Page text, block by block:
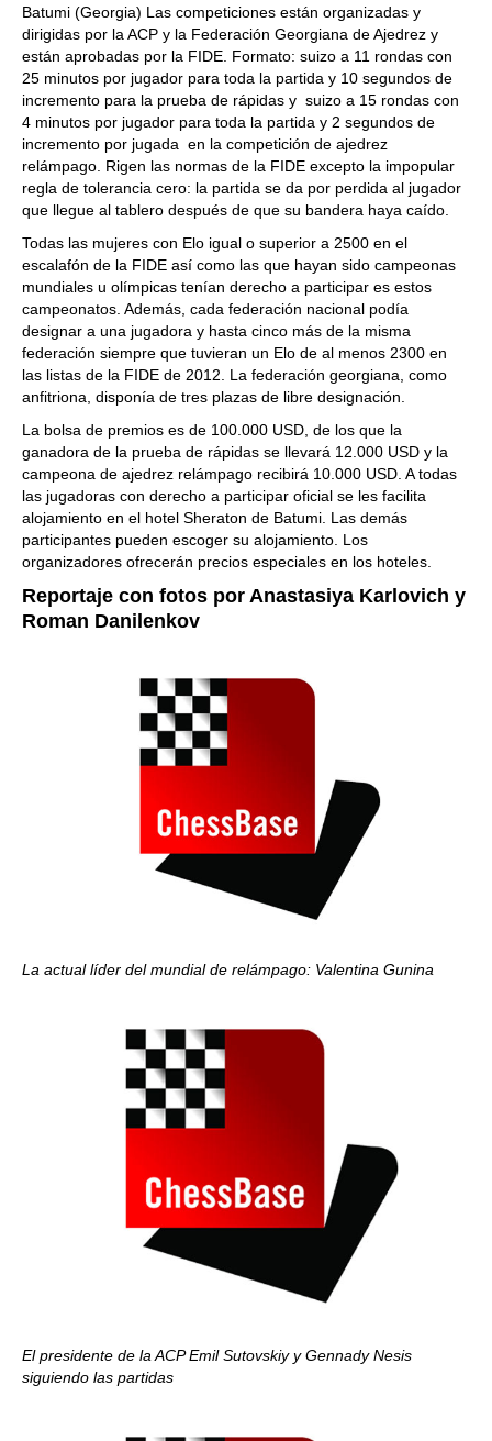
Batumi (Georgia) Las competiciones están organizadas y
dirigidas por la ACP y la Federación Georgiana de Ajedrez y
están aprobadas por la FIDE. Formato: suizo a 11 rondas con
25 minutos por jugador para toda la partida y 10 segundos de
incremento para la prueba de rápidas y suizo a 15 rondas con
4 minutos por jugador para toda la partida y 2 segundos de
incremento por jugada en la competición de ajedrez
relámpago. Rigen las normas de la FIDE excepto la impopular
regla de tolerancia cero: la partida se da por perdida al jugador
que llegue al tablero después de que su bandera haya caído.
Todas las mujeres con Elo igual o superior a 2500 en el
escalafón de la FIDE así como las que hayan sido campeonas
mundiales u olímpicas tenían derecho a participar es estos
campeonatos. Además, cada federación nacional podía
designar a una jugadora y hasta cinco más de la misma
federación siempre que tuvieran un Elo de al menos 2300 en
las listas de la FIDE de 2012. La federación georgiana, como
anfitriona, disponía de tres plazas de libre designación.
La bolsa de premios es de 100.000 USD, de los que la
ganadora de la prueba de rápidas se llevará 12.000 USD y la
campeona de ajedrez relámpago recibirá 10.000 USD. A todas
las jugadoras con derecho a participar oficial se les facilita
alojamiento en el hotel Sheraton de Batumi. Las demás
participantes pueden escoger su alojamiento. Los
organizadores ofrecerán precios especiales en los hoteles.
Reportaje con fotos por Anastasiya Karlovich y
Roman Danilenkov
La actual líder del mundial de relámpago: Valentina Gunina
El presidente de la ACP Emil Sutovskiy y Gennady Nesis
siguiendo las partidas